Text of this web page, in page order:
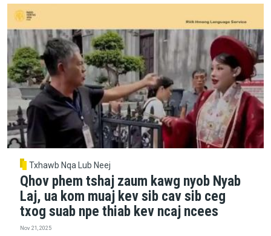
Txhawb Nqa Lub Neej
Qhov phem tshaj zaum kawg nyob Nyab
Laj, ua kom muaj kev sib cav sib ceg
txog suab npe thiab kev ncaj ncees
Nov 21, 2025